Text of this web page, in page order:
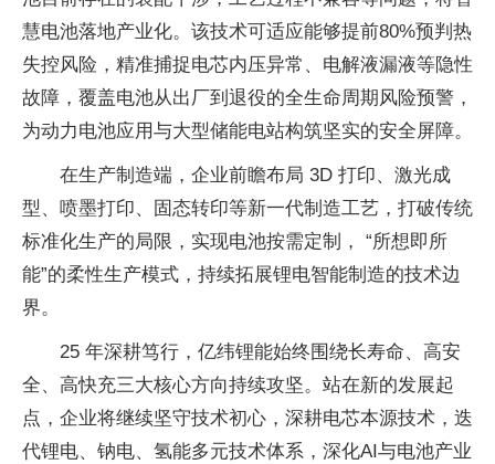
慧电池落地产业化。该技术可适应能够提前80%预判热
失控风险，精准捕捉电芯内压异常、电解液漏液等隐性
故障，覆盖电池从出厂到退役的全生命周期风险预警，
为动力电池应用与大型储能电站构筑坚实的安全屏障。
在生产制造端，企业前瞻布局 3D 打印、激光成
型、喷墨打印、固态转印等新一代制造工艺，打破传统
标准化生产的局限，实现电池按需定制， “所想即所
能”的柔性生产模式，持续拓展锂电智能制造的技术边
界。
25 年深耕笃行，亿纬锂能始终围绕长寿命、高安
全、高快充三大核心方向持续攻坚。站在新的发展起
点，企业将继续坚守技术初心，深耕电芯本源技术，迭
代锂电、钠电、氢能多元技术体系，深化AI与电池产业